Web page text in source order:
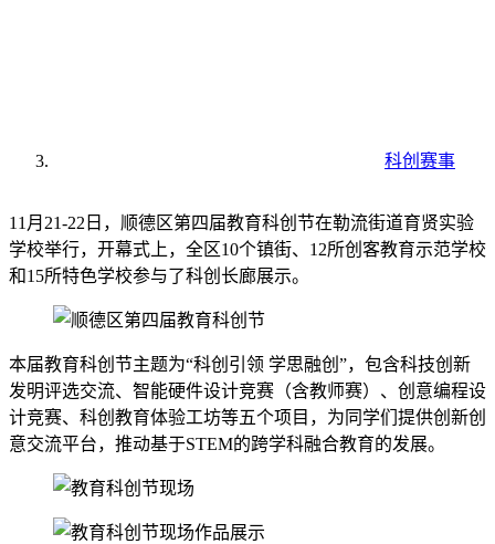
科创赛事
11月21-22日，顺德区第四届教育科创节在勒流街道育贤实验
学校举行，开幕式上，全区10个镇街、12所创客教育示范学校
和15所特色学校参与了科创长廊展示。
本届教育科创节主题为“科创引领 学思融创”，包含科技创新
发明评选交流、智能硬件设计竞赛（含教师赛）、创意编程设
计竞赛、科创教育体验工坊等五个项目，为同学们提供创新创
意交流平台，推动基于STEM的跨学科融合教育的发展。